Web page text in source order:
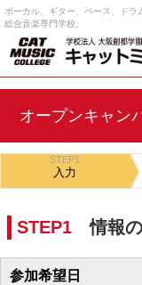
ボーカル、ギター、ベース、ド
総合音楽専門学校。
オープンキャン
STEP1
入力
STEP1 情報
参加希望日